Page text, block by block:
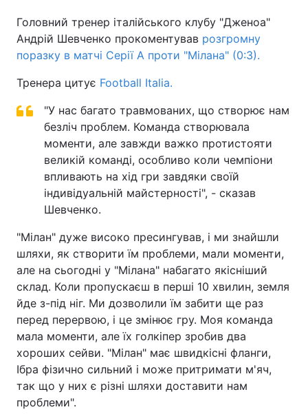
Головний тренер італійського клубу "Дженоа"
Андрій Шевченко прокоментував розгромну
поразку в матчі Серії А проти "Мілана" (0:3).
Тренера цитує Football Italia.
"У нас багато травмованих, що створює нам
безліч проблем. Команда створювала
моменти, але завжди важко протистояти
великій команді, особливо коли чемпіони
впливають на хід гри завдяки своїй
індивідуальній майстерності", - сказав
Шевченко.
"Мілан" дуже високо пресингував, і ми знайшли
шляхи, як створити їм проблеми, мали моменти,
але на сьогодні у "Мілана" набагато якісніший
склад. Коли пропускаєш в перші 10 хвилин, земля
йде з-під ніг. Ми дозволили їм забити ще раз
перед перервою, і це змінює гру. Моя команда
мала моменти, але їх голкіпер зробив два
хороших сейви. "Мілан" має швидкісні фланги,
Ібра фізично сильний і може притримати м'яч,
так що у них є різні шляхи доставити нам
проблеми".